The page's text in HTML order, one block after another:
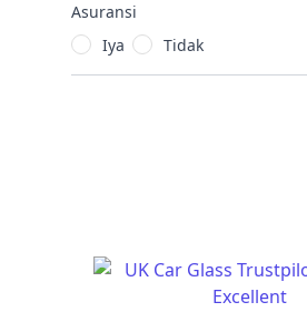
Asuransi
Iya
Tidak